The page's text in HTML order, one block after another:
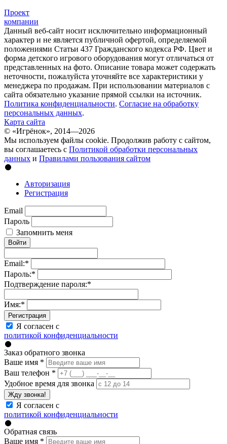
Проект
компании
Данный веб-сайт носит исключительно информационный
характер и не является публичной офертой, определяемой
положениями Статьи 437 Гражданского кодекса РФ. Цвет и
форма детского игрового оборудования могут отличаться от
представленных на фото. Описание товара может содержать
неточности, пожалуйста уточняйте все характеристики у
менеджера по продажам. При использовании материалов с
сайта обязательно указание прямой ссылки на источник.
Политика конфиденциальности. Согласие на обработку
персональных данных.
Карта сайта
© «Игрёнок», 2014—2026
Мы используем файлы cookie. Продолжив работу с сайтом,
вы соглашаетесь с Политикой обработки персональных
данных и Правилами пользования сайтом
Авторизация
Регистрация
Email
Пароль
Запомнить меня
Войти
Email:*
Пароль:*
Подтверждение пароля:*
Имя:*
Регистрация
Я согласен с
политикой конфиденциальности
Заказ обратного звонка
Ваше имя *
Ваш телефон *
Удобное время для звонка
Жду звонка!
Я согласен с
политикой конфиденциальности
Обратная связь
Ваше имя *